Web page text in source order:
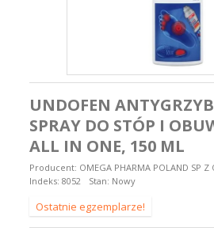
UNDOFEN
SPRAY DO STÓP I
ALL IN ONE, 150 ML
Producent: OMEGA PHARMA POLAND SP Z
Indeks: 8052 Stan: Nowy
Ostatnie egzemplarze!